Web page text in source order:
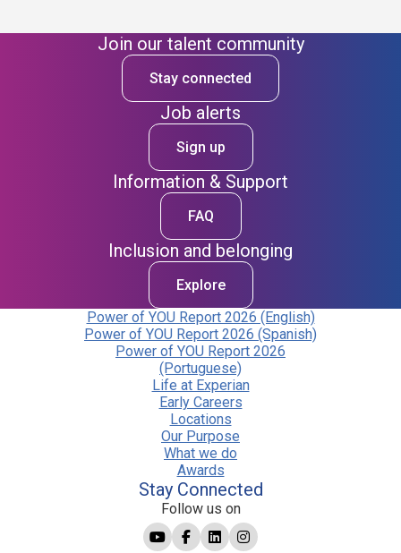
Join our talent community
Stay connected
Job alerts
Sign up
Information & Support
FAQ
Inclusion and belonging
Explore
Power of YOU Report 2026 (English)
Power of YOU Report 2026 (Spanish)
Power of YOU Report 2026
(Portuguese)
Life at Experian
Early Careers
Locations
Our Purpose
What we do
Awards
Stay Connected
Follow us on